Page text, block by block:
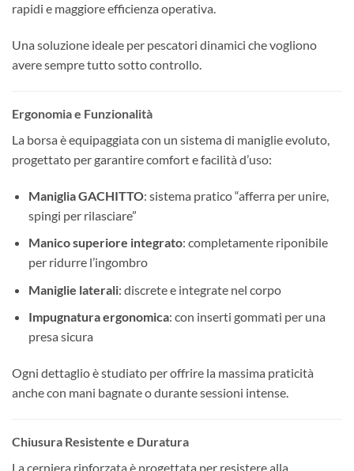
rapidi e maggiore efficienza operativa.
Una soluzione ideale per pescatori dinamici che vogliono
avere sempre tutto sotto controllo.
Ergonomia e Funzionalità
La borsa è equipaggiata con un sistema di maniglie evoluto,
progettato per garantire comfort e facilità d’uso:
Maniglia GACHITTO: sistema pratico “afferra per unire,
spingi per rilasciare”
Manico superiore integrato: completamente riponibile
per ridurre l’ingombro
Maniglie laterali: discrete e integrate nel corpo
Impugnatura ergonomica: con inserti gommati per una
presa sicura
Ogni dettaglio è studiato per offrire la massima praticità
anche con mani bagnate o durante sessioni intense.
Chiusura Resistente e Duratura
La cerniera rinforzata è progettata per resistere alla